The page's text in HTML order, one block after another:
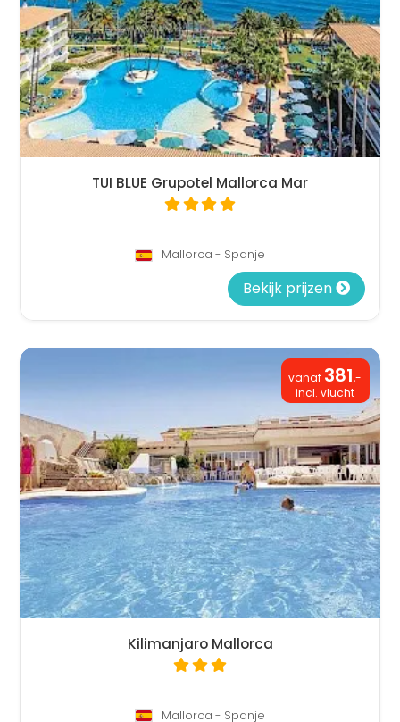
TUI BLUE Grupotel Mallorca Mar
Mallorca - Spanje
Bekijk prijzen
vanaf 381,-
incl. vlucht
Kilimanjaro Mallorca
Mallorca - Spanje